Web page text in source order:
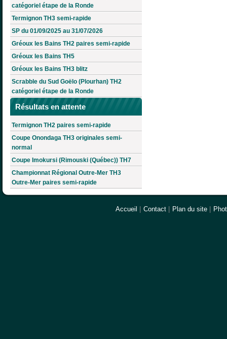
catégoriel étape de la Ronde
Termignon TH3 semi-rapide
SP du 01/09/2025 au 31/07/2026
Gréoux les Bains TH2 paires semi-rapide
Gréoux les Bains TH5
Gréoux les Bains TH3 blitz
Scrabble du Sud Goëlo (Plourhan) TH2
catégoriel étape de la Ronde
Résultats en attente
Termignon TH2 paires semi-rapide
Coupe Onondaga TH3 originales semi-
normal
Coupe Imokursi (Rimouski (Québec)) TH7
Championnat Régional Outre-Mer TH3
Outre-Mer paires semi-rapide
Accueil Contact Plan du site